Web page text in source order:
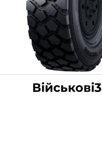
Військові3